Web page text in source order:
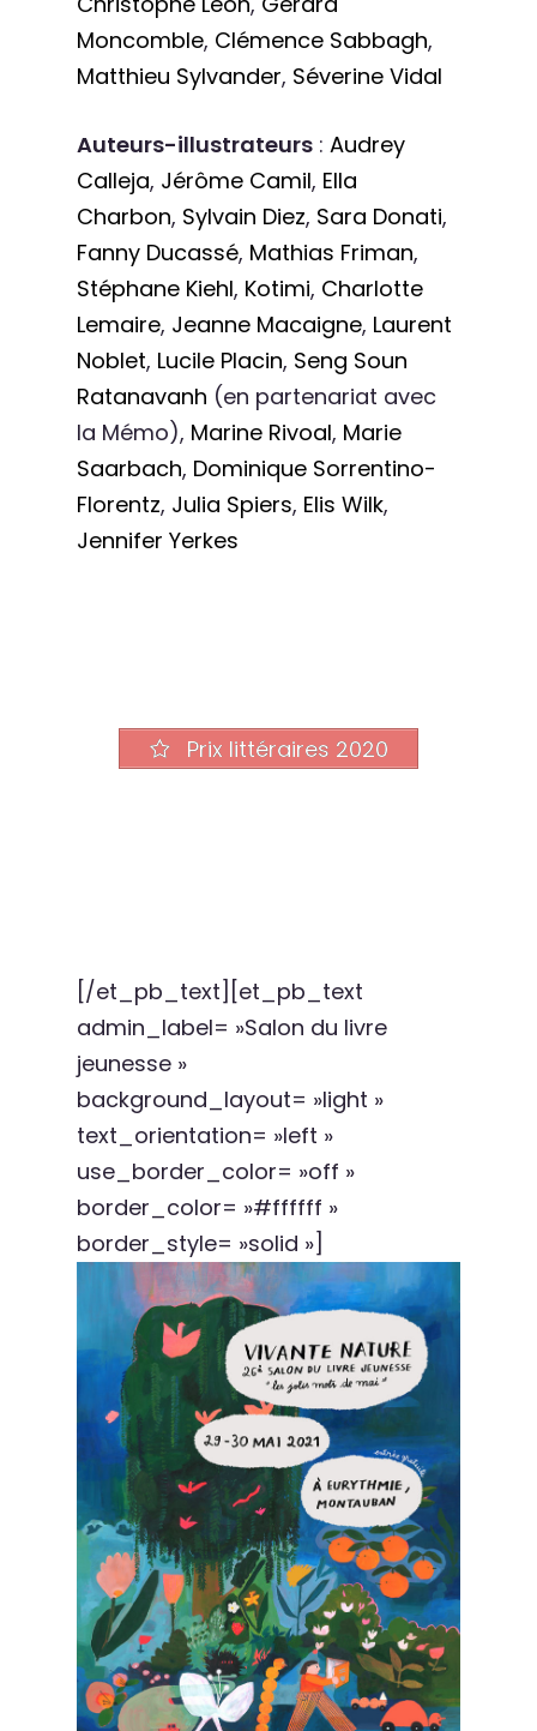
Moncomble, Clémence Sabbagh,
Matthieu Sylvander, Séverine Vidal
Auteurs-illustrateurs : Audrey
Calleja, Jérôme Camil, Ella
Charbon, Sylvain Diez, Sara Donati,
Fanny Ducassé, Mathias Friman,
Stéphane Kiehl, Kotimi, Charlotte
Lemaire, Jeanne Macaigne, Laurent
Noblet, Lucile Placin, Seng Soun
Ratanavanh (en partenariat avec
la Mémo), Marine Rivoal, Marie
Saarbach, Dominique Sorrentino-
Florentz, Julia Spiers, Elis Wilk,
Jennifer Yerkes
Prix littéraires 2020
[/et_pb_text][et_pb_text
admin_label= »Salon du livre
jeunesse »
background_layout= »light »
text_orientation= »left »
use_border_color= »off »
border_color= »#ffffff »
border_style= »solid »]